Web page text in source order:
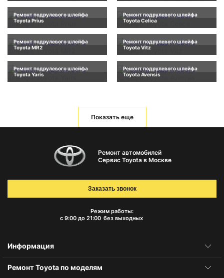
Ремонт подрулевого шлейфа
Toyota Prius
Ремонт подрулевого шлейфа
Toyota Celica
Ремонт подрулевого шлейфа
Toyota MR2
Ремонт подрулевого шлейфа
Toyota Vitz
Ремонт подрулевого шлейфа
Toyota Yaris
Ремонт подрулевого шлейфа
Toyota Avensis
Показать еще
Ремонт автомобилей
Сервис Toyota в Москве
Режим работы:
с 9:00 до 21:00 без выходных
Заказать звонок
Информация
Ремонт Toyota по моделям